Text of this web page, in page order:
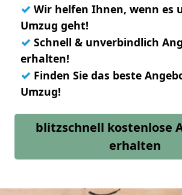
✓ Wir helfen Ihnen, wenn es
Umzug geht!
✓ Schnell & unverbindlich
erhalten!
✓ Finden Sie das beste
Umzug!
blitzschnell kostenlose
erhalten